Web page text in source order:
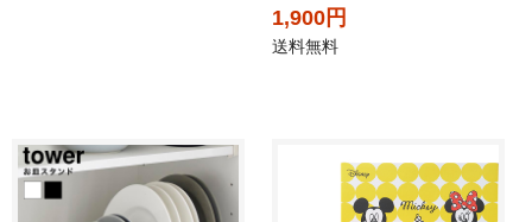
1,900円
送料無料